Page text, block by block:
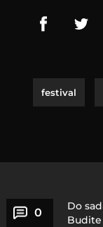
festival
0
Do